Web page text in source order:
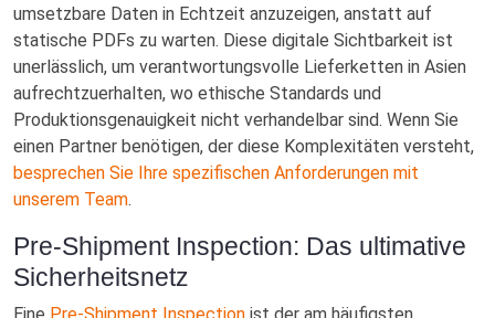
umsetzbare Daten in Echtzeit anzuzeigen, anstatt auf
statische PDFs zu warten. Diese digitale Sichtbarkeit ist
unerlässlich, um verantwortungsvolle Lieferketten in Asien
aufrechtzuerhalten, wo ethische Standards und
Produktionsgenauigkeit nicht verhandelbar sind. Wenn Sie
einen Partner benötigen, der diese Komplexitäten versteht,
besprechen Sie Ihre spezifischen Anforderungen mit
unserem Team.
Pre-Shipment Inspection: Das ultimative
Sicherheitsnetz